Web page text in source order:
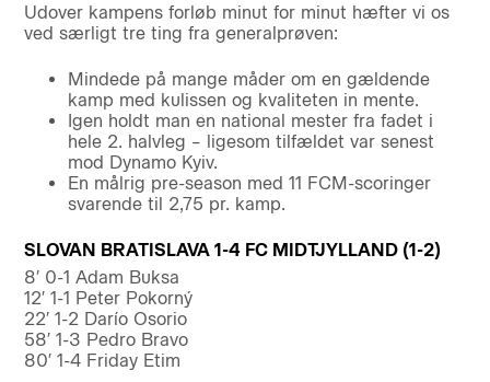
Udover kampens forløb minut for minut hæfter vi os
ved særligt tre ting fra generalprøven:
Mindede på mange måder om en gældende
kamp med kulissen og kvaliteten in mente.
Igen holdt man en national mester fra fadet i
hele 2. halvleg – ligesom tilfældet var senest
mod Dynamo Kyiv.
En målrig pre-season med 11 FCM-scoringer
svarende til 2,75 pr. kamp.
SLOVAN BRATISLAVA 1-4 FC MIDTJYLLAND (1-2)
8′ 0-1 Adam Buksa
12′ 1-1 Peter Pokorný
22′ 1-2 Darío Osorio
58′ 1-3 Pedro Bravo
80′ 1-4 Friday Etim